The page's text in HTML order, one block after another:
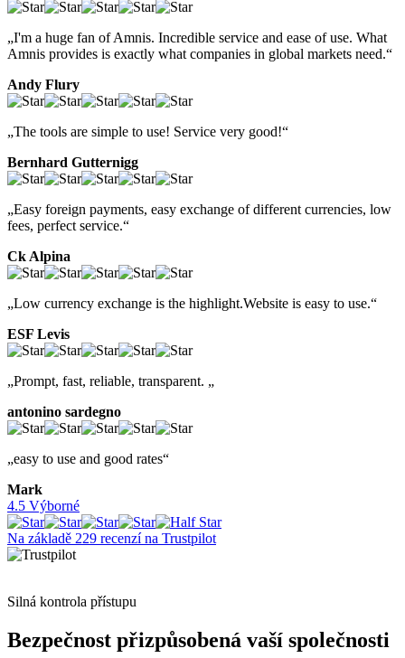
„I'm a huge fan of Amnis. Incredible service and ease of use. What
Amnis provides is exactly what companies in global markets need.“
Andy Flury
„The tools are simple to use! Service very good!“
Bernhard Gutternigg
„Easy foreign payments, easy exchange of different currencies, low
fees, perfect service.“
Ck Alpina
„Low currency exchange is the highlight.Website is easy to use.“
ESF Levis
„Prompt, fast, reliable, transparent. „
antonino sardegno
„easy to use and good rates“
Mark
4.5 Výborné
Na základě 229 recenzí na Trustpilot
Silná kontrola přístupu
Bezpečnost přizpůsobená vaší společnosti